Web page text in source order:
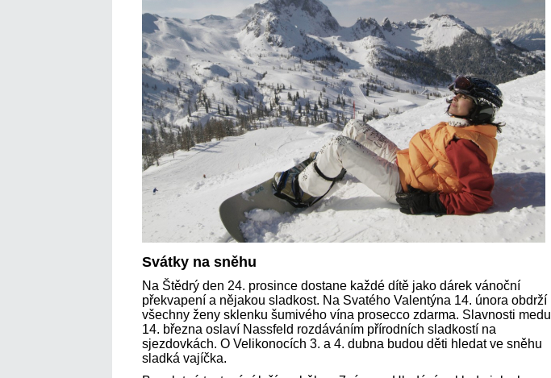
Svátky na sněhu
Na Štědrý den 24. prosince dostane každé dítě jako dárek vánoční
překvapení a nějakou sladkost. Na Svatého Valentýna 14. února obdrží
všechny ženy sklenku šumivého vína prosecco zdarma. Slavnosti medu
14. března oslaví Nassfeld rozdáváním přírodních sladkostí na
sjezdovkách. O Velikonocích 3. a 4. dubna budou děti hledat ve sněhu
sladká vajíčka.